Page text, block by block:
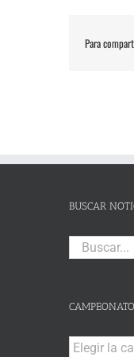
Para
BUSCAR
Buscar:
Campeonatos